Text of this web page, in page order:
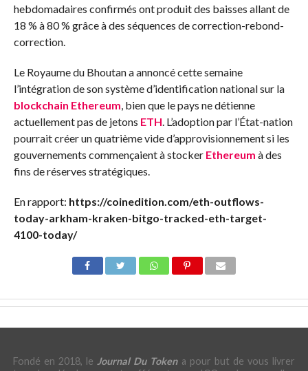
hebdomadaires confirmés ont produit des baisses allant de
18 % à 80 % grâce à des séquences de correction-rebond-
correction.
Le Royaume du Bhoutan a annoncé cette semaine
l’intégration de son système d’identification national sur la
blockchain Ethereum, bien que le pays ne détienne
actuellement pas de jetons ETH. L’adoption par l’État-nation
pourrait créer un quatrième vide d’approvisionnement si les
gouvernements commençaient à stocker Ethereum à des
fins de réserves stratégiques.
En rapport: https://coinedition.com/eth-outflows-
today-arkham-kraken-bitgo-tracked-eth-target-
4100-today/
Fondé en 2018, le Journal Du Tokena pour but de vous livrer